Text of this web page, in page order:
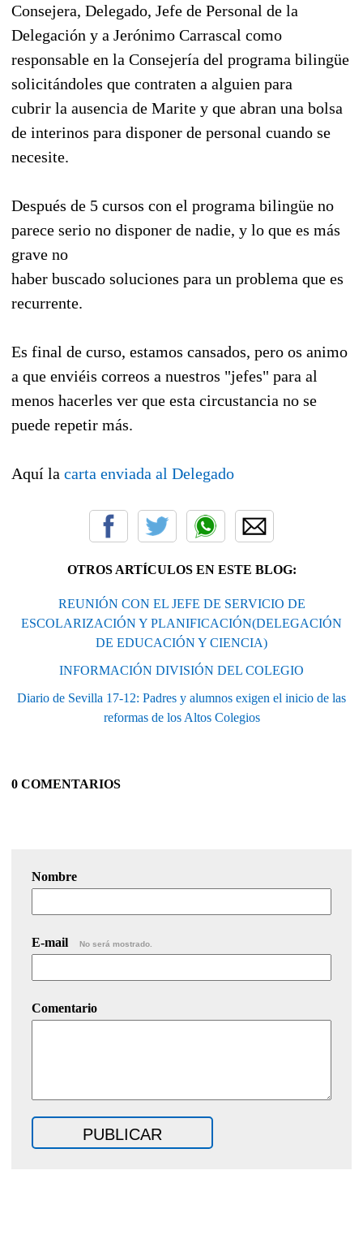
Consejera, Delegado, Jefe de Personal de la
Delegación y a Jerónimo Carrascal como
responsable en la Consejería del programa bilingüe
solicitándoles que contraten a alguien para
cubrir la ausencia de Marite y que abran una bolsa
de interinos para disponer de personal cuando se
necesite.
Después de 5 cursos con el programa bilingüe no
parece serio no disponer de nadie, y lo que es más
grave no
haber buscado soluciones para un problema que es
recurrente.
Es final de curso, estamos cansados, pero os animo
a que enviéis correos a nuestros "jefes" para al
menos hacerles ver que esta circustancia no se
puede repetir más.
Aquí la carta enviada al Delegado
OTROS ARTÍCULOS EN ESTE BLOG:
REUNIÓN CON EL JEFE DE SERVICIO DE
ESCOLARIZACIÓN Y PLANIFICACIÓN(DELEGACIÓN
DE EDUCACIÓN Y CIENCIA)
INFORMACIÓN DIVISIÓN DEL COLEGIO
Diario de Sevilla 17-12: Padres y alumnos exigen el inicio de las
reformas de los Altos Colegios
0 COMENTARIOS
Nombre
E-mail No será mostrado.
Comentario